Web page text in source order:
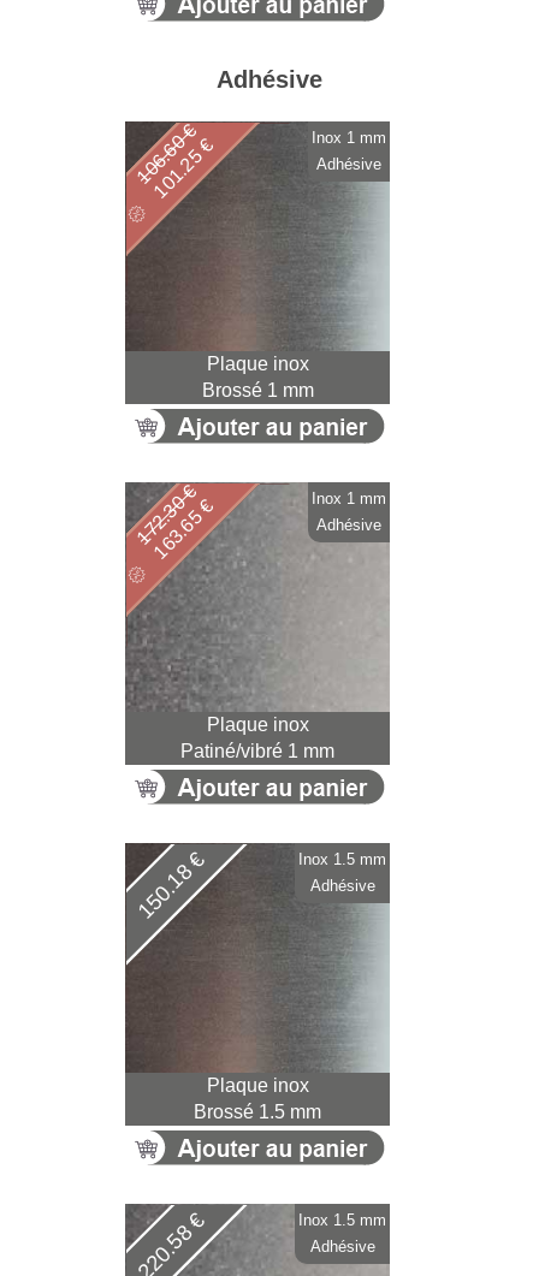
Adhésive
Plaque inox
Brossé 1 mm
101.25 €
106.60 €
Inox 1 mm
Adhésive
Plaque inox
Patiné/vibré 1 mm
163.65 €
172.30 €
Inox 1 mm
Adhésive
Plaque inox
Brossé 1.5 mm
150.18 €
Inox 1.5 mm
Adhésive
220.58 €
Inox 1.5 mm
Adhésive